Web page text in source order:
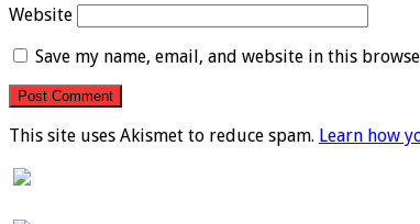
Website
Save my name, email, and website in this
This site uses Akismet to reduce spam. Learn how